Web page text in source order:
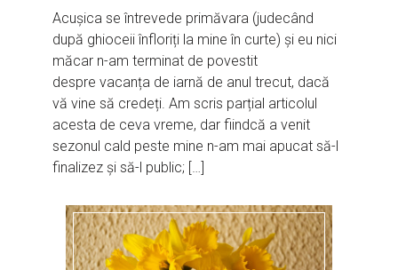
Acușica se întrevede primăvara (judecând
după ghioceii înfloriți la mine în curte) și eu nici
măcar n-am terminat de povestit
despre vacanța de iarnă de anul trecut, dacă
vă vine să credeți. Am scris parțial articolul
acesta de ceva vreme, dar fiindcă a venit
sezonul cald peste mine n-am mai apucat să-l
finalizez și să-l public; […]